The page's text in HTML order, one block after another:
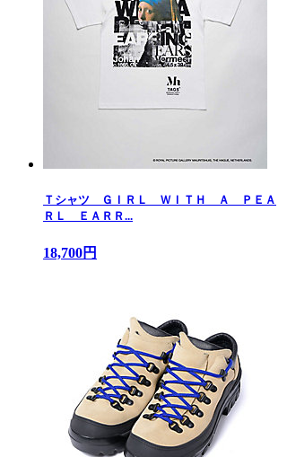
Ｔシャツ ＧＩＲＬ ＷＩＴＨ Ａ ＰＥＡ
ＲＬ ＥＡＲＲ...
18,700円